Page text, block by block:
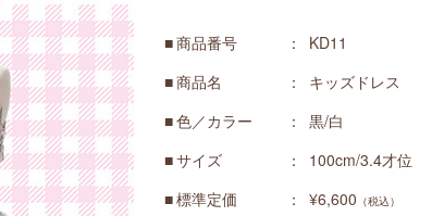
商品番号
KD11
商品名
キッズドレス
色／カラー
黒/白
サイズ
100cm/3.4才位
標準定価
¥6,600 （税込）